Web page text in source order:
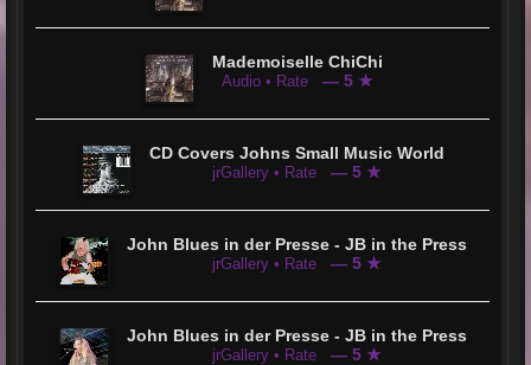
Mademoiselle ChiChi
Audio • Rate — 5 ★
CD Covers Johns Small Music World
jrGallery • Rate — 5 ★
John Blues in der Presse - JB in the Press
jrGallery • Rate — 5 ★
John Blues in der Presse - JB in the Press
jrGallery • Rate — 5 ★